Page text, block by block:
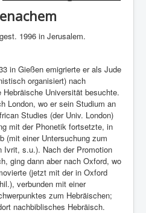
1996 in Jerusalem.
in Gießen emigrierte er als Jude
organisiert) nach
Universität besuchte.
London, wo er sein Studium an
Studies (der Univ. London)
mit der Phonetik fortsetzte, in
(mit einer Untersuchung zum
Ivrit, s.u.). Nach der Promotion
ging dann aber nach Oxford, wo
(jetzt mit der in Oxford
verbunden mit einer
zum Hebräischen;
nachbiblisches Hebräisch.